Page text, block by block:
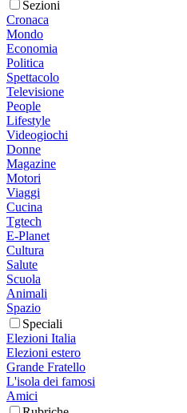
Sezioni
Cronaca
Mondo
Economia
Politica
Spettacolo
Televisione
People
Lifestyle
Videogiochi
Donne
Magazine
Motori
Viaggi
Cucina
Tgtech
E-Planet
Cultura
Salute
Scuola
Animali
Spazio
Speciali
Elezioni Italia
Elezioni estero
Grande Fratello
L'isola dei famosi
Amici